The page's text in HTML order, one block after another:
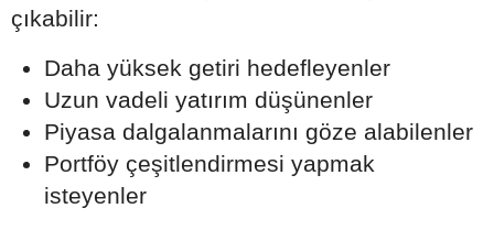
çıkabilir:
Daha yüksek getiri hedefleyenler
Uzun vadeli yatırım düşünenler
Piyasa dalgalanmalarını göze alabilenler
Portföy çeşitlendirmesi yapmak
isteyenler